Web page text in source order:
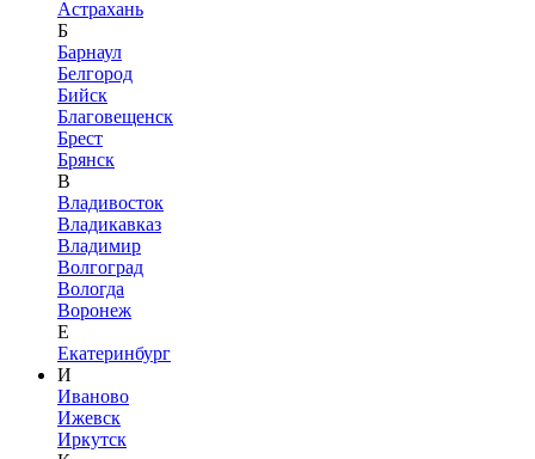
Астрахань
Б
Барнаул
Белгород
Бийск
Благовещенск
Брест
Брянск
В
Владивосток
Владикавказ
Владимир
Волгоград
Вологда
Воронеж
Е
Екатеринбург
И
Иваново
Ижевск
Иркутск